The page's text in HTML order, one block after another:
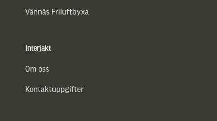
Vännäs Friluftbyxa
Interjakt
Om oss
Kontaktuppgifter